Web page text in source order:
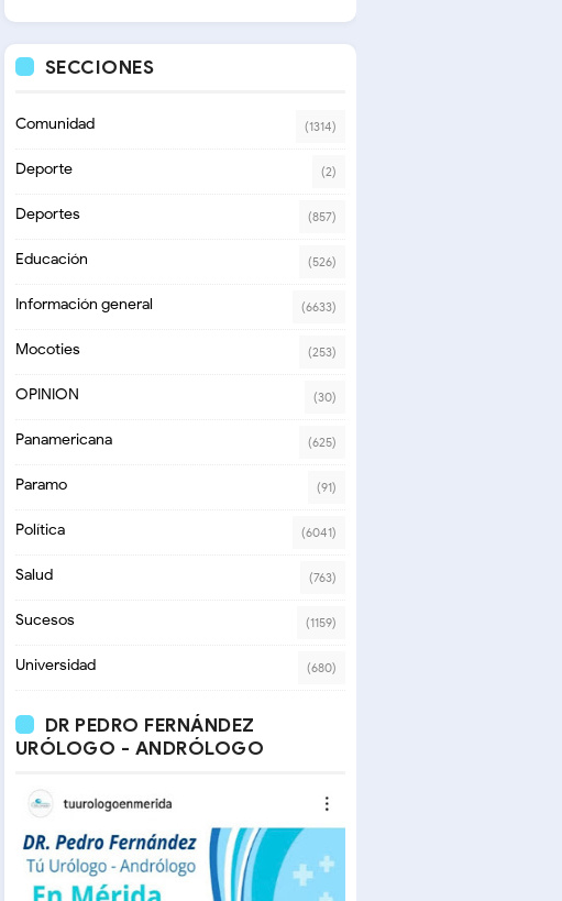
SECCIONES
Comunidad (1314)
Deporte (2)
Deportes (857)
Educación (526)
Información general (6633)
Mocoties (253)
OPINION (30)
Panamericana (625)
Paramo (91)
Política (6041)
Salud (763)
Sucesos (1159)
Universidad (680)
DR PEDRO FERNÁNDEZ
URÓLOGO - ANDRÓLOGO